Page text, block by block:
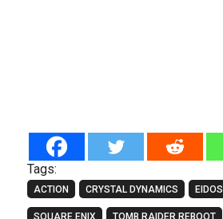
Tags:
ACTION CRYSTAL DYNAMICS EIDOS